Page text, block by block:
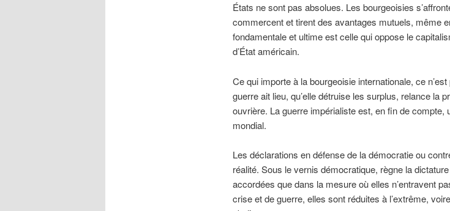
États ne sont pas absolues. Les bourgeoisies
commercent et tirent des avantages mutuels, même
fondamentale et ultime est celle qui oppose le
d’État américain.
Ce qui importe à la bourgeoisie internationale, ce
guerre ait lieu, qu’elle détruise les surplus, relance la
ouvrière. La guerre impérialiste est, en fin de compte,
mondial.
Les déclarations en défense de la démocratie ou
réalité. Sous le vernis démocratique, règne la
accordées que dans la mesure où elles n’entravent
crise et de guerre, elles sont réduites à l’extrême,